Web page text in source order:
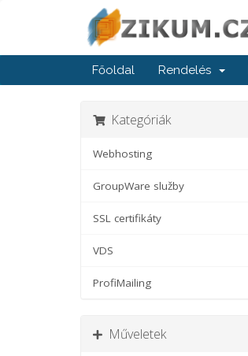
Főoldal Rendelés
Kategóriák
Webhosting
GroupWare služby
SSL certifikáty
VDS
ProfiMailing
Műveletek